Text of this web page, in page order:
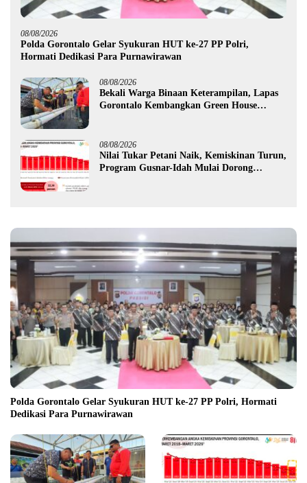
08/08/2026
Polda Gorontalo Gelar Syukuran HUT ke-27 PP Polri,
Hormati Dedikasi Para Purnawirawan
08/08/2026
Bekali Warga Binaan Keterampilan, Lapas
Gorontalo Kembangkan Green House
08/08/2026
Nilai Tukar Petani Naik, Kemiskinan Turun,
Program Gusnar-Idah Mulai Dorong
Polda Gorontalo Gelar Syukuran HUT ke-27 PP Polri, Hormati
Dedikasi Para Purnawirawan